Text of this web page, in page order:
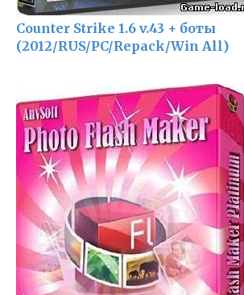
Counter Strike 1.6 v.43 + боты
(2012/RUS/PC/Repack/Win All)